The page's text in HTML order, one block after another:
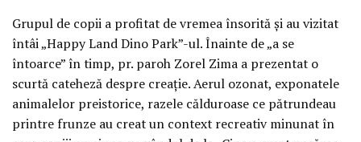
Grupul de copii a profitat de vremea însorită și au vizitat
întâi „Happy Land Dino Park”-ul. Înainte de „a se
întoarce” în timp, pr. paroh Zorel Zima a prezentat o
scurtă cateheză despre creație. Aerul ozonat, exponatele
animalelor preistorice, razele călduroase ce pătrundeau
printre frunze au creat un context recreativ minunat în